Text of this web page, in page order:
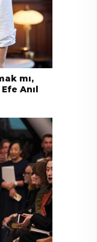
mı,
Anıl